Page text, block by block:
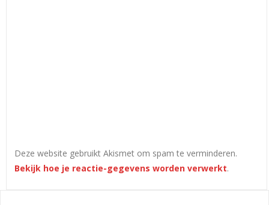
Deze website gebruikt Akismet om spam te verminderen.
Bekijk hoe je reactie-gegevens worden verwerkt.